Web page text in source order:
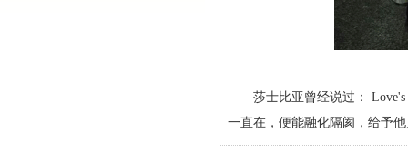
莎士比亚曾经说过：
Love's
一直在，便能融化隔阂，给予